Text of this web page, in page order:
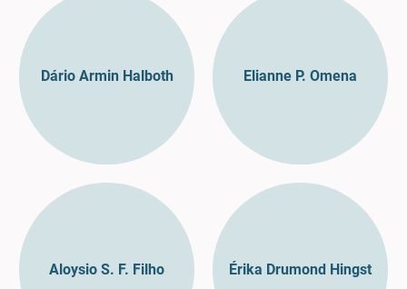
Dário Armin Halboth Elianne P. Omena
Aloysio S. F. Filho Érika Drumond Hingst